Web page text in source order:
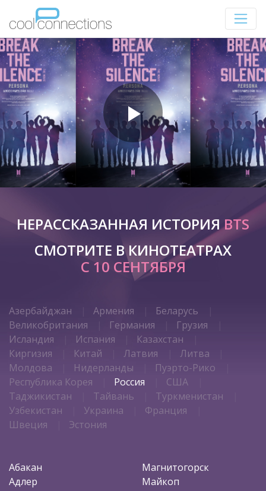
НЕРАССКАЗАННАЯ ИСТОРИЯBTS
СМОТРИТЕ В КИНОТЕАТРАХ
C 10 СЕНТЯБРЯ
Азербайджан Армения
Беларусь
Великобритания
Германия
Грузия
Исландия
Испания
Казахстан
Киргизия
Китай Латвия
Литва
Молдова
Нидерланды
Пуэрто-Рико
Республика Корея
Россия
США
Таджикистан
Тайвань
Туркменистан
Узбекистан
Украина
Франция
Швеция
Эстония
Абакан
Адлер
Магнитогорск
Майкоп